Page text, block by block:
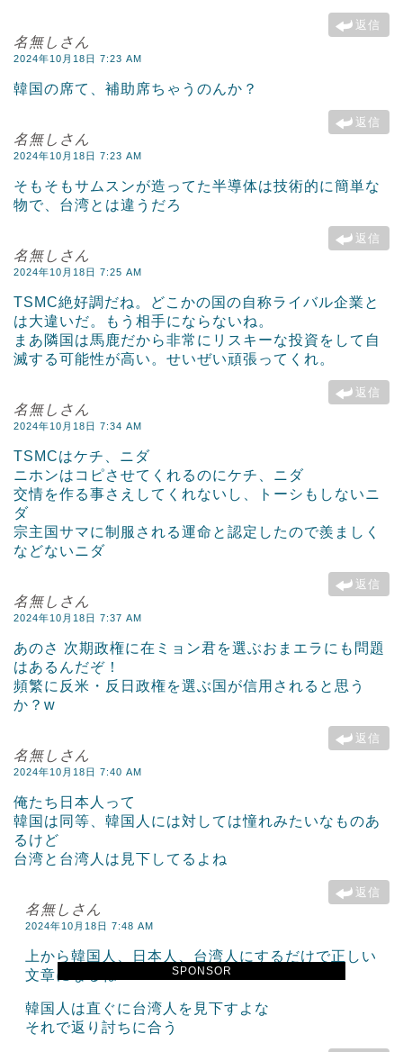
SPONSOR
返信
名無しさん
2024年10月18日 7:23 AM
韓国の席て、補助席ちゃうのんか？
返信
名無しさん
2024年10月18日 7:23 AM
そもそもサムスンが造ってた半導体は技術的に簡単な
物で、台湾とは違うだろ
返信
名無しさん
2024年10月18日 7:25 AM
TSMC絶好調だね。どこかの国の自称ライバル企業と
は大違いだ。もう相手にならないね。
まあ隣国は馬鹿だから非常にリスキーな投資をして自
滅する可能性が高い。せいぜい頑張ってくれ。
返信
名無しさん
2024年10月18日 7:34 AM
TSMCはケチ、ニダ
ニホンはコピさせてくれるのにケチ、ニダ
交情を作る事さえしてくれないし、トーシもしないニ
ダ
宗主国サマに制服される運命と認定したので羨ましく
などないニダ
返信
名無しさん
2024年10月18日 7:37 AM
あのさ 次期政権に在ミョン君を選ぶおまエラにも問題
はあるんだぞ！
頻繁に反米・反日政権を選ぶ国が信用されると思う
か？w
返信
名無しさん
2024年10月18日 7:40 AM
俺たち日本人って
韓国は同等、韓国人には対しては憧れみたいなものあ
るけど
台湾と台湾人は見下してるよね
返信
名無しさん
2024年10月18日 7:48 AM
上から韓国人、日本人、台湾人にするだけで正しい
文章になるね
韓国人は直ぐに台湾人を見下すよな
それで返り討ちに合う